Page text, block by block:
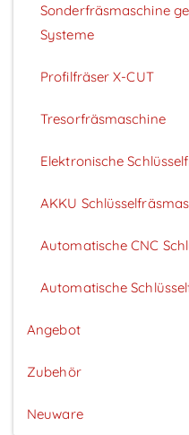
Sonderfräsmaschine
Systeme
Profilfräser X-CUT
Tresorfräsmaschine
Elektronische
AKKU
Automatische CNC
Automatische
Angebot
Zubehör
Neuware